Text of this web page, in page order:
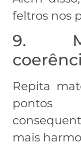
feltros nos
9.
Repita
mais